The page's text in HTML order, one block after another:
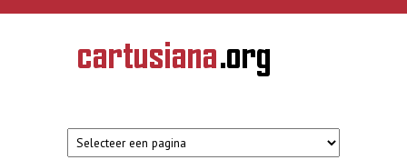
Overslaan en naar de inhoud gaan
CARTUSIANA
Geschiedenis
van de